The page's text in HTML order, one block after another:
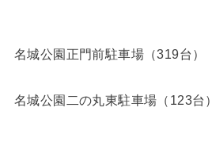
名城公園正門前駐車場（319台）
名城公園二の丸東駐車場（123台）